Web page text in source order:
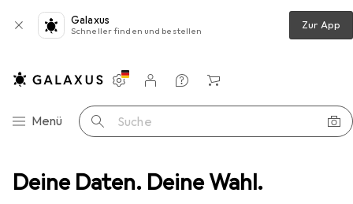
Deine Daten. Deine Wahl.
Galaxus
Schneller finden und bestellen Zur App
Navigation nach Kategorien
Menü Suche
Einstellungen
Kundenkonto
Vergleichslisten
Merklisten
Warenkorb
TK Kunststoffgehäuse aus schlagfestem Polystyrol